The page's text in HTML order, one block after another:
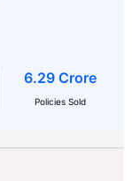
6.29 Crore
Policies Sold